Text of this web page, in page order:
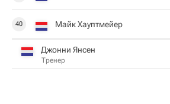
40 Майк Хауптмейер
Джонни Янсен
Тренер